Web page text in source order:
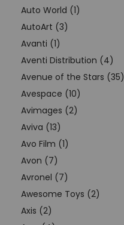
Auto World (1)
AutoArt (3)
Avanti (1)
Aventi Distribution (4)
Avenue of the Stars (35)
Avespace (10)
Avimages (2)
Aviva (13)
Avo Film (1)
Avon (7)
Avronel (7)
Awesome Toys (2)
Axis (2)